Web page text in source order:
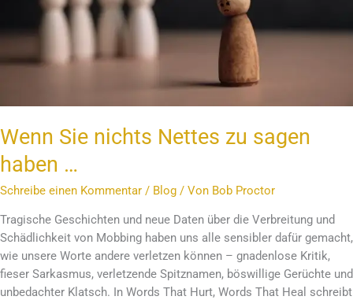
Wenn Sie nichts Nettes zu sagen
haben …
Schreibe einen Kommentar / Blog / Von Bob Proctor
Tragische Geschichten und neue Daten über die Verbreitung und
Schädlichkeit von Mobbing haben uns alle sensibler dafür gemacht,
wie unsere Worte andere verletzen können – gnadenlose Kritik,
fieser Sarkasmus, verletzende Spitznamen, böswillige Gerüchte und
unbedachter Klatsch. In Words That Hurt, Words That Heal schreibt